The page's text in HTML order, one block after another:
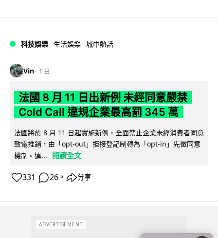
科技娛樂 生活娛樂 城中熱話
Vin 1 日
法國 8 月 11 日出新例 未經同意嚴禁
Cold Call 違規企業最高罰 345 萬
法國將於 8 月 11 日起實施新例，全面禁止企業未經消費者同意
致電推銷，由「opt-out」拒接登記制轉為「opt-in」先徵同意
機制。違...
閱讀全文
331 26 ↗ 分享
ADVERTISEMENT